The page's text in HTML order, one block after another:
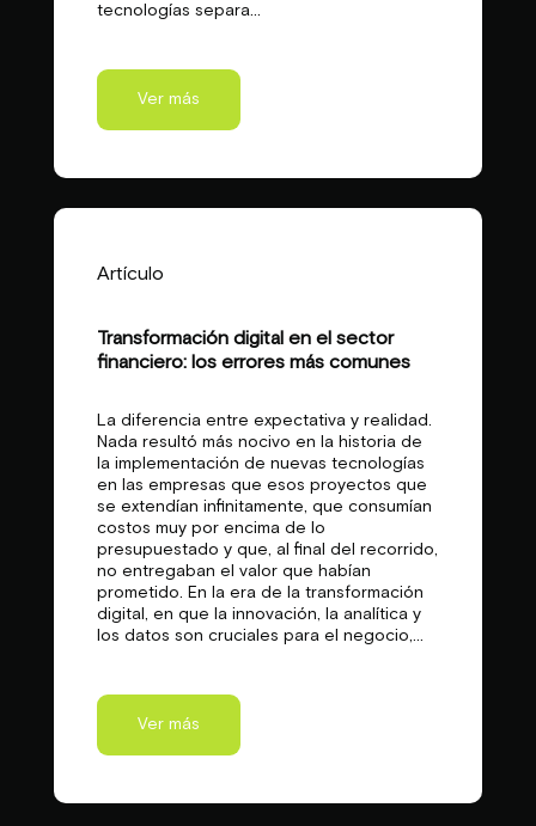
tecnologías separa...
Ver más
Artículo
Transformación digital en el sector
financiero: los errores más comunes
La diferencia entre expectativa y realidad.
Nada resultó más nocivo en la historia de
la implementación de nuevas tecnologías
en las empresas que esos proyectos que
se extendían infinitamente, que consumían
costos muy por encima de lo
presupuestado y que, al final del recorrido,
no entregaban el valor que habían
prometido. En la era de la transformación
digital, en que la innovación, la analítica y
los datos son cruciales para el negocio,...
Ver más